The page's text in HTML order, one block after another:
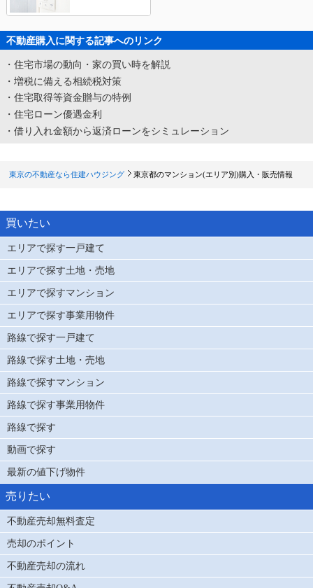
不動産購入に関する記事へのリンク
・住宅市場の動向・家の買い時を解説
・増税に備える相続税対策
・住宅取得等資金贈与の特例
・住宅ローン優遇金利
・借り入れ金額から返済ローンをシミュレーション
東京の不動産なら住建ハウジング 東京都のマンション(エリア別)購入・販売情報
買いたい
エリアで探す一戸建て
エリアで探す土地・売地
エリアで探すマンション
エリアで探す事業用物件
路線で探す一戸建て
路線で探す土地・売地
路線で探すマンション
路線で探す事業用物件
路線で探す
動画で探す
最新の値下げ物件
売りたい
不動産売却無料査定
売却のポイント
不動産売却の流れ